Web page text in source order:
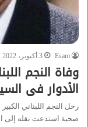
Esam 3 أكتوبر، 2022
وفاة النجم
الأدوار فى
رحل النجم اللبناني
صحية استدعت نقله إلى